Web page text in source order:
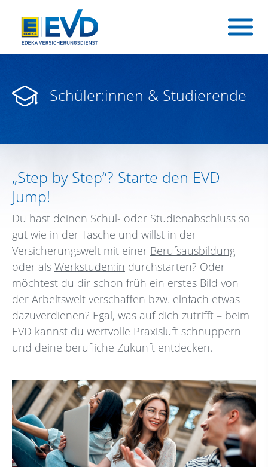
Schüler:innen & Studierende
„Step by Step“? Starte den EVD-
Jump!
Du hast deinen Schul- oder Studienabschluss so
gut wie in der Tasche und willst in der
Versicherungswelt mit einer Berufsausbildung
oder als Werkstuden:in durchstarten? Oder
möchtest du dir schon früh ein erstes Bild von
der Arbeitswelt verschaffen bzw. einfach etwas
dazuverdienen? Egal, was auf dich zutrifft – beim
EVD kannst du wertvolle Praxisluft schnuppern
und deine berufliche Zukunft entdecken.